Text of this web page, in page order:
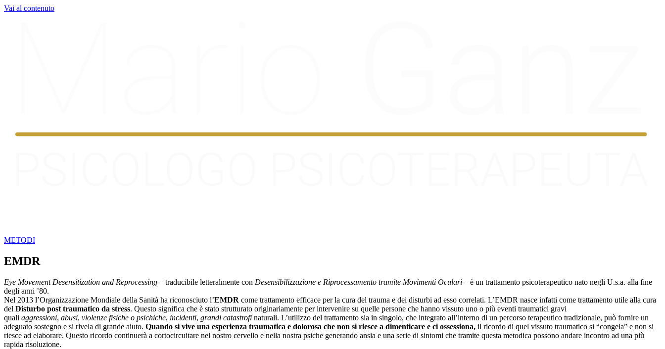
Vai al contenuto
METODI
EMDR
Eye Movement Desensitization and Reprocessing – traducibile letteralmente con Desensibilizzazione e Riprocessamento tramite Movimenti Oculari – è un trattamento psicoterapeutico nato negli U.s.a. alla fine
degli anni ’80.
Nel 2013 l’Organizzazione Mondiale della Sanità ha riconosciuto l’EMDR come trattamento efficace per la cura del trauma e dei disturbi ad esso correlati. L’EMDR nasce infatti come trattamento utile alla cura
del Disturbo post traumatico da stress. Questo significa che è stato strutturato originariamente per intervenire su quelle persone che hanno vissuto uno o più eventi traumatici gravi
quali aggressioni, abusi, violenze fisiche o psichiche, incidenti, grandi catastrofi naturali. L’utilizzo del trattamento sia in singolo, che integrato all’interno di un percorso terapeutico tradizionale, può fornire un
adeguato sostegno e si rivela di grande aiuto. Quando si vive una esperienza traumatica e dolorosa che non si riesce a dimenticare e ci ossessiona, il ricordo di quel vissuto traumatico si “congela” e non si
riesce ad elaborare. Questo ricordo continuerà a cortocircuitare nel nostro cervello e nella nostra psiche generando ansia e una serie di sintomi che tramite questa metodica possono andare incontro ad una più
rapida risoluzione.